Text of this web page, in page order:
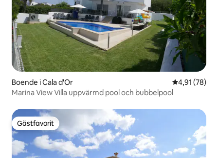
Boende i Cala d'Or 4,91 av 5 i
4,91 (78)
Marina View Villa uppvärmd pool och bubbelpool
Gästfavorit
Gästfavorit